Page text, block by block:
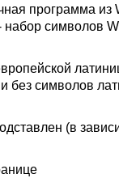
программа из
набор символов
без символов
(в